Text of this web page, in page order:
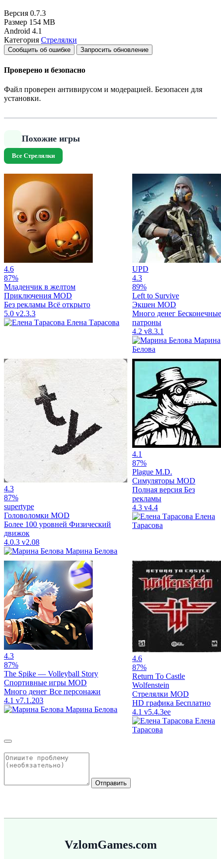
Версия 0.7.3
Размер 154 MB
Android 4.1
Категория Стрелялки
Сообщить об ошибке Запросить обновление
Проверено и безопасно
Файл проверен антивирусом и модерацией. Безопасен для
установки.
Похожие игры
Все Стрелялки
4.6
87%
Младенчик в желтом
Приключения MOD
Без рекламы Всё открыто
5.0 v2.3.3
Елена Тарасова
UPD
4.3
89%
Left to Survive
Экшен MOD
Много денег Бесконечные
патроны
4.2 v8.3.1
Марина
Белова
4.3
87%
supertype
Головоломки MOD
Более 100 уровней Физический
движок
4.0.3 v2.08
Марина Белова
4.1
87%
Plague M.D.
Симуляторы MOD
Полная версия Без
рекламы
4.3 v4.4
Елена
Тарасова
4.3
87%
The Spike — Volleyball Story
Спортивные игры MOD
Много денег Все персонажи
4.1 v7.1.203
Марина Белова
4.6
87%
Return To Castle
Wolfenstein
Стрелялки MOD
HD графика Бесплатно
4.1 v5.4.3ee
Елена
Тарасова
Отправить
VzlomGames.com